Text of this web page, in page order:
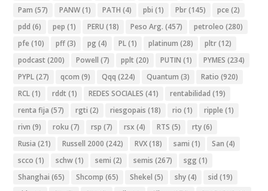
Pam (57) PANW(1) PATH (4) pbi (1) Pbr(145) pce (2)
pdd (6) pep (1) PERU (18) Peso Arg. (457) petroleo (280)
pfe (10) pff(3) pg (4) PL(1) platinum (28) pltr(12)
podcast (200) Powell (7) pplt (20) PUTIN (1) PYMES (234)
PYPL(27) qcom (9) Qqq (224) Quantum (3) Ratio (920)
RCL(1) rddt (1) REDES SOCIALES (41) rentabilidad (19)
renta fija (57) rgti (2) riesgopais (18) rio (1) ripple (1)
rivn (9) roku (7) rsp (7) rsx (4) RTS (5) rty(6)
Rusia (21) Russell 2000 (242) RVX(18) sami (1) San (4)
scco (1) schw(1) semi (2) semis (267) sgg (1)
Shanghai (65) Shcomp (65) Shekel (5) shy(4) sid (19)